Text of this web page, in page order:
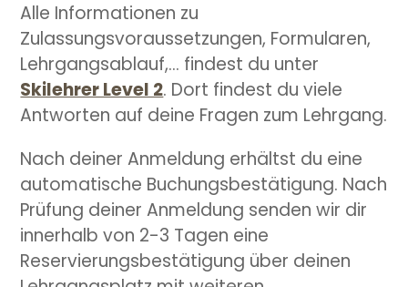
Alle Informationen zu
Zulassungsvoraussetzungen, Formularen,
Lehrgangsablauf,… findest du unter
Skilehrer Level 2. Dort findest du viele
Antworten auf deine Fragen zum Lehrgang.
Nach deiner Anmeldung erhältst du eine
automatische Buchungsbestätigung. Nach
Prüfung deiner Anmeldung senden wir dir
innerhalb von 2-3 Tagen eine
Reservierungsbestätigung über deinen